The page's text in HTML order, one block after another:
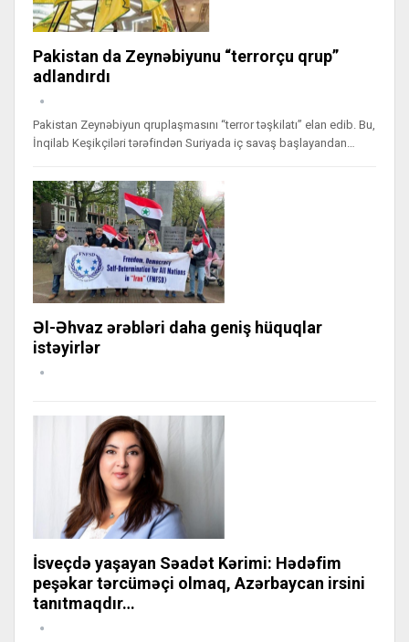
Pakistan da Zeynəbiyunu “terrorçu qrup”
adlandırdı
Pakistan Zeynəbiyun qruplaşmasını “terror təşkilatı” elan edib. Bu,
İnqilab Keşikçiləri tərəfindən Suriyada iç savaş başlayandan…
Əl-Əhvaz ərəbləri daha geniş hüquqlar
istəyirlər
İsveçdə yaşayan Səadət Kərimi: Hədəfim
peşəkar tərcüməçi olmaq, Azərbaycan irsini
tanıtmaqdır…